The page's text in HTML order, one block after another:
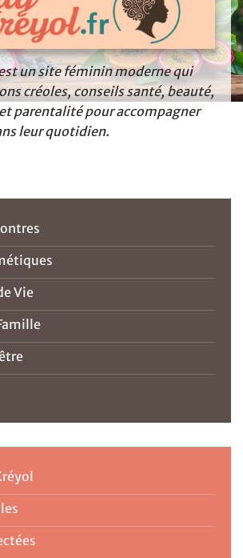
un site féminin moderne qui
créoles, conseils santé, beauté,
parentalité pour accompagner
leur quotidien.
Vie